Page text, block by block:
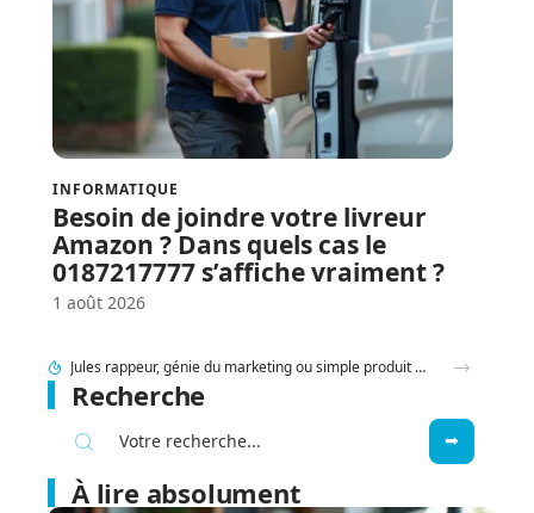
INFORMATIQUE
Besoin de joindre votre livreur
Amazon ? Dans quels cas le
0187217777 s’affiche vraiment ?
1 août 2026
Jules rappeur, génie du marketing ou simple produit du rap ?
Recherche
À lire absolument